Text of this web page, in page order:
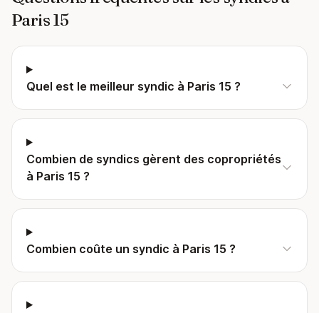
Paris 15
Quel est le meilleur syndic à Paris 15 ?
Combien de syndics gèrent des copropriétés
à Paris 15 ?
Combien coûte un syndic à Paris 15 ?